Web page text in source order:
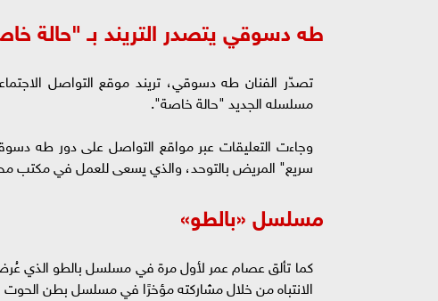
طه دسوقي يتصدر التريند بـ "حالة
تصدّر الفنان طه دسوقي، تريند موقع التواصل
مسلسله الجديد "حالة خاصة".
وجاءت التعليقات عبر مواقع التواصل على دور طه
سريع" المريض بالتوحد، والذي يسعى للعمل في مكتب
مسلسل «بالطو»
كما تألق عصام عمر لأول مرة في مسلسل بالطو الذي
الانتباه من خلال مشاركته مؤخرًا في مسلسل بطن